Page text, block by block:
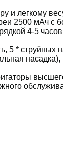
и легкому
2500 мАч с
4-5
, 5 * струйных